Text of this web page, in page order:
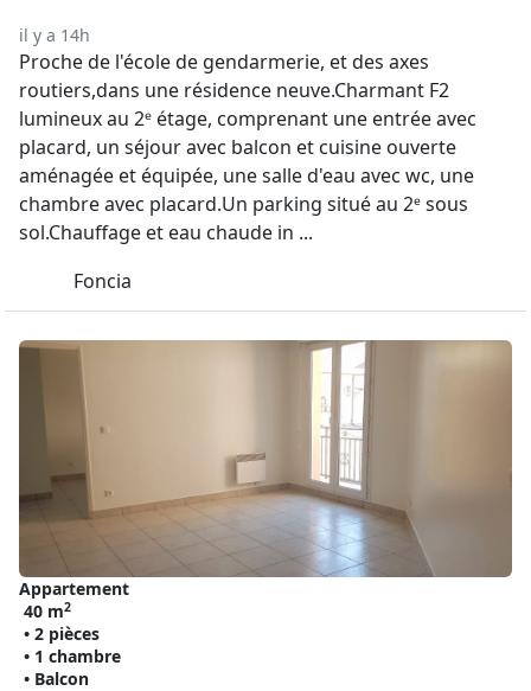
il y a 14h
Proche de l'école de gendarmerie, et des axes
routiers,dans une résidence neuve.Charmant F2
lumineux au 2ᵉ étage, comprenant une entrée avec
placard, un séjour avec balcon et cuisine ouverte
aménagée et équipée, une salle d'eau avec wc, une
chambre avec placard.Un parking situé au 2ᵉ sous
sol.Chauffage et eau chaude in ...
Foncia
Appartement
40 m2
• 2 pièces
• 1 chambre
• Balcon